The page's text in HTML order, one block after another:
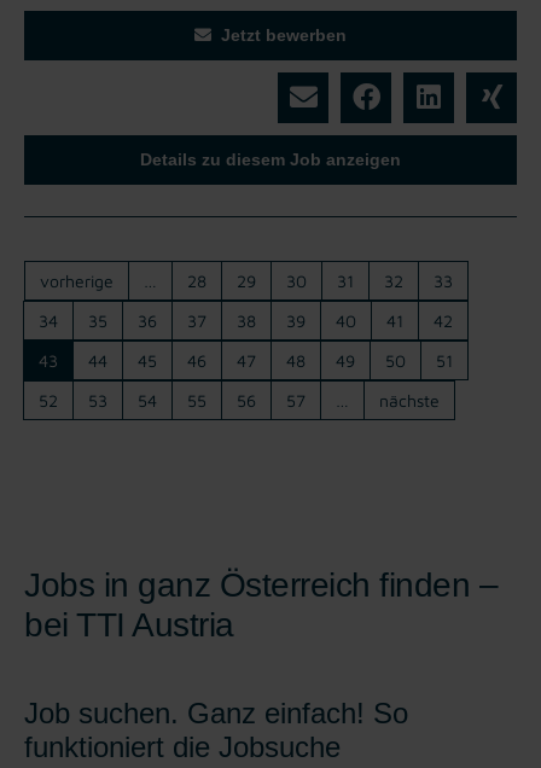
Jetzt bewerben
Details zu diesem Job anzeigen
vorherige 28 29 30 31 32
33
34
35 36 37 38 39 40 41
42
43
44 45 46 47 48 49 50
51
52
53 54 55 56 57 nächste
Jobs in ganz Österreich finden –
bei TTI Austria
Job suchen. Ganz einfach! So
funktioniert die Jobsuche